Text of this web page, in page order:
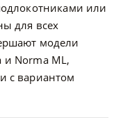
или
для всех
модели
и Norma ML,
с вариантом